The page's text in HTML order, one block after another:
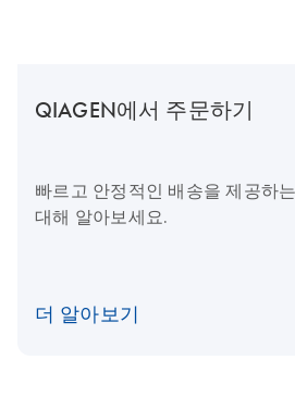
QIAGEN에서 주문하기
빠르고 안정적인 배송을 제공하
대해 알아보세요.
더 알아보기